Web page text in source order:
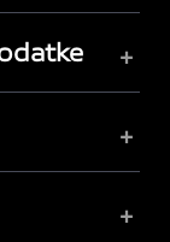
+
+
+